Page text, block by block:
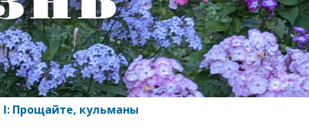
I: Прощайте, кульманы